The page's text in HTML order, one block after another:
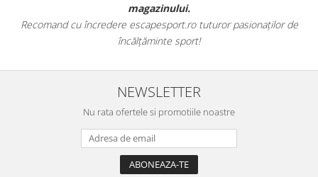
magazinului.
Recomand cu încredere escapesport.ro tuturor pasionaților de
încălțăminte sport!
NEWSLETTER
Nu rata ofertele si promotiile noastre